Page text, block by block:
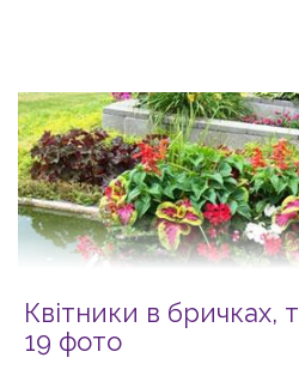
Квітники в бричках,
19 фото